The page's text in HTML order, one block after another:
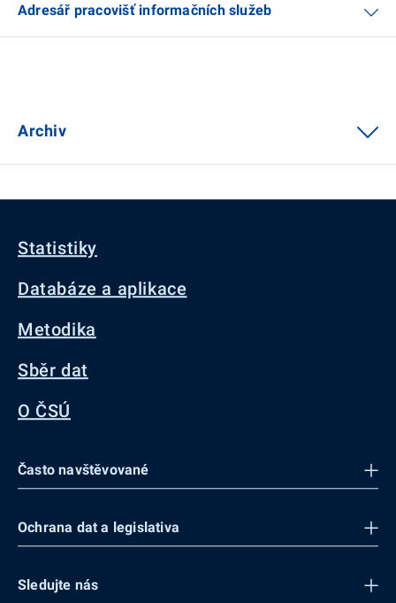
Adresář pracovišť informačních služeb
Archiv
Statistiky
Databáze a aplikace
Metodika
Sběr dat
O ČSÚ
Často navštěvované
Ochrana dat a legislativa
Sledujte nás